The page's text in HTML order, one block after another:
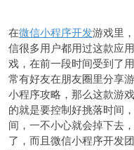
在微信小程序开发游戏里
信很多用户都用过这款应
戏，在前一段时间受到了
常有好友在朋友圈里分享
小程序攻略，那么这款游
的就是要控制好挑落时间
间，一不小心就会掉下去
了，而且微信小程序开发